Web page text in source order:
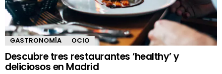
GASTRONOMÍA OCIO
Descubre tres restaurantes ‘healthy’ y
deliciosos en Madrid